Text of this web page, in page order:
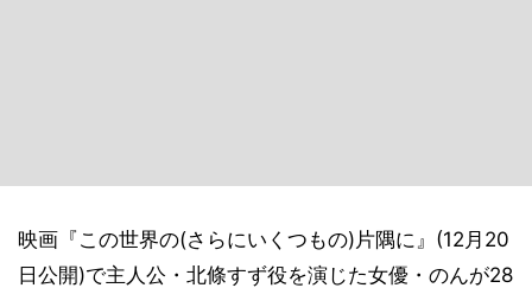
映画『この世界の(さらにいくつもの)片隅に』(12月20
日公開)で主人公・北條すず役を演じた女優・のんが28